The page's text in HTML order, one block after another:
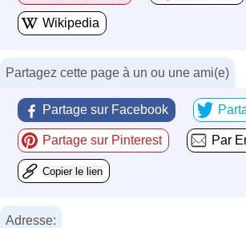
Wikipedia
Partagez cette page à un ou une ami(e)
Partage sur Facebook
Partage sur Pinterest Par
Copier le lien
Adresse: